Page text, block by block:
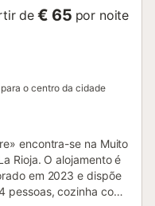
de € 65 por noite
o centro da cidade
encontra-se na Muito
Rioja. O alojamento é
em 2023 e dispõe
pessoas, cozinha com